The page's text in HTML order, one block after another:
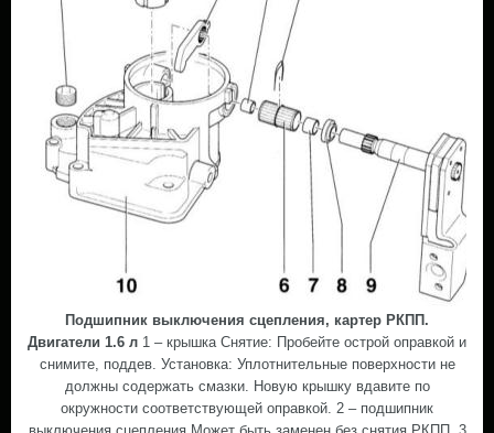
Подшипник выключения сцепления, картер РКПП.
Двигатели 1.6 л 1 – крышка Снятие: Пробейте острой оправкой и
снимите, поддев. Установка: Уплотнительные поверхности не
должны содержать смазки. Новую крышку вдавите по
окружности соответствующей оправкой. 2 – подшипник